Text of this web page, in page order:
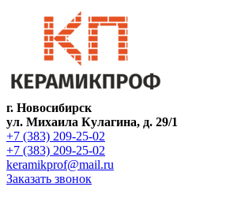
г. Новосибирск
ул. Михаила Кулагина, д. 29/1
+7 (383) 209-25-02
+7 (383) 209-25-02
keramikprof@mail.ru
Заказать звонок